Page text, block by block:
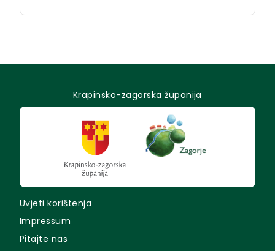
Krapinsko-zagorska županija
Uvjeti korištenja
Impressum
Pitajte nas